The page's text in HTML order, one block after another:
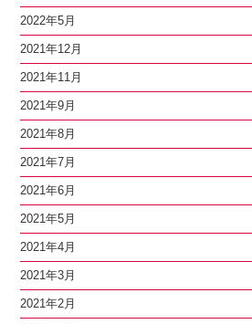
2022年5月
2021年12月
2021年11月
2021年9月
2021年8月
2021年7月
2021年6月
2021年5月
2021年4月
2021年3月
2021年2月